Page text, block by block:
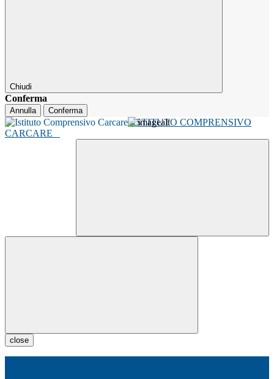
Chiudi
Conferma
Annulla Conferma
ISTITUTO COMPRENSIVO
CARCARE
close